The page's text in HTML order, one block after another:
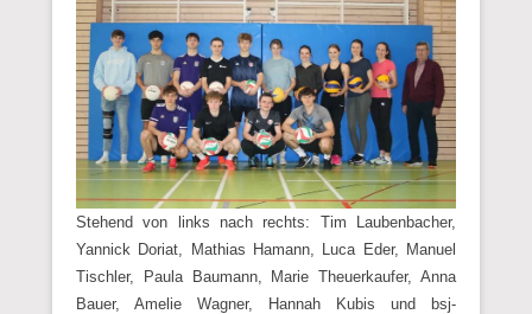
Stehend von links nach rechts: Tim Laubenbacher,
Yannick Doriat, Mathias Hamann, Luca Eder, Manuel
Tischler, Paula Baumann, Marie Theuerkaufer, Anna
Bauer, Amelie Wagner, Hannah Kubis und bsj-